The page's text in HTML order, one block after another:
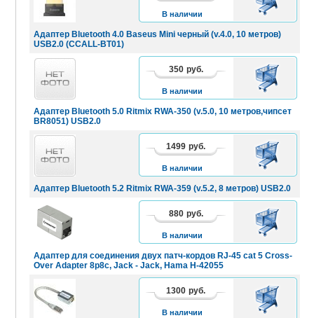
Адаптер Bluetooth 4.0 Baseus Mini черный (v.4.0, 10 метров)
USB2.0 (CCALL-BT01)
В наличии
КОРЗИНУ
Адаптер Bluetooth 5.0 Ritmix RWA-350 (v.5.0, 10 метров,чипсет
BR8051) USB2.0
350 руб.
В наличии
В
КОРЗИНУ
Адаптер Bluetooth 5.2 Ritmix RWA-359 (v.5.2, 8 метров) USB2.0
1499 руб.
В наличии
В
КОРЗИНУ
Адаптер для соединения двух патч-кордов RJ-45 cat 5 Cross-
Over Adapter 8p8c, Jack - Jack, Hama H-42055
880 руб.
В наличии
В
КОРЗИНУ
1300 руб.
В наличии
В
КОРЗИНУ